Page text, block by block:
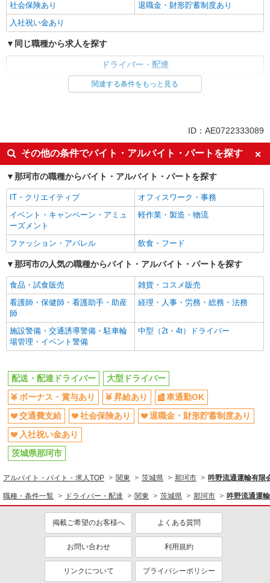
社会保険あり
退職金・財形貯蓄制度あり
入社祝い金あり
同じ職種から求人を探す
ドライバー・配達
配送・配達ドライバー
交通費支給
社会保険あり
関連する条件をもっと見る
ID：AE0722333089
その他の条件でバイト・アルバイト・パートを探す
那珂市の職種からバイト・アルバイト・パートを探す
IT・クリエイティブ
オフィスワーク・事務
イベント・キャンペーン・アミュ
ーズメント
軽作業・製造・物流
ファッション・アパレル 飲食・フード
那珂市の人気の職種からバイト・アルバイト・パートを探す
食品・試食販売
雑貨・コスメ販売
看護師・保健師・看護助手・助産
師
経理・人事・労務・総務・法務
施設警備・交通誘導警備・駐車輪
場管理・イベント警備
中型（2t・4t）ドライバー
配送・配達ドライバー
大型ドライバー
ボーナス・賞与あり
昇給あり
車通勤OK
交通費支給
社会保険あり
退職金・財形貯蓄制度あり
入社祝い金あり
茨城県那珂市
アルバイト・バイト・求人TOP 関東 茨城県 那珂市 吽野流通運輸有限
職種・条件一覧 ドライバー・配達 関東 茨城県 那珂市 吽野流通運
掲載ご希望のお客様へ よくある質問
お問い合わせ 利用規約
リンクについて プライバシーポリシー